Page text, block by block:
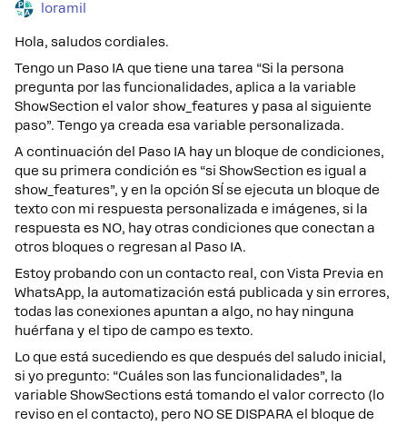
loramil
Hola, saludos cordiales.
Tengo un Paso IA que tiene una tarea “Si la persona
pregunta por las funcionalidades, aplica a la variable
ShowSection el valor show_features y pasa al siguiente
paso”. Tengo ya creada esa variable personalizada.
A continuación del Paso IA hay un bloque de condiciones,
que su primera condición es “si ShowSection es igual a
show_features”, y en la opción SÍ se ejecuta un bloque de
texto con mi respuesta personalizada e imágenes, si la
respuesta es NO, hay otras condiciones que conectan a
otros bloques o regresan al Paso IA.
Estoy probando con un contacto real, con Vista Previa en
WhatsApp, la automatización está publicada y sin errores,
todas las conexiones apuntan a algo, no hay ninguna
huérfana y el tipo de campo es texto.
Lo que está sucediendo es que después del saludo inicial,
si yo pregunto: “Cuáles son las funcionalidades”, la
variable ShowSections está tomando el valor correcto (lo
reviso en el contacto), pero NO SE DISPARA el bloque de